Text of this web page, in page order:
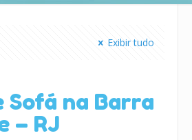
Exibir tudo
Sofá na Barra
– RJ